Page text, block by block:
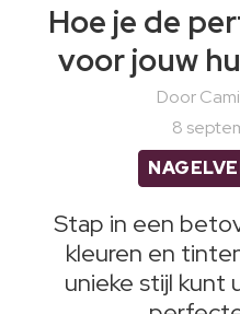
Hoe je de
voor jouw
Door
8
Stap in een
kleuren en
unieke stijl kunt